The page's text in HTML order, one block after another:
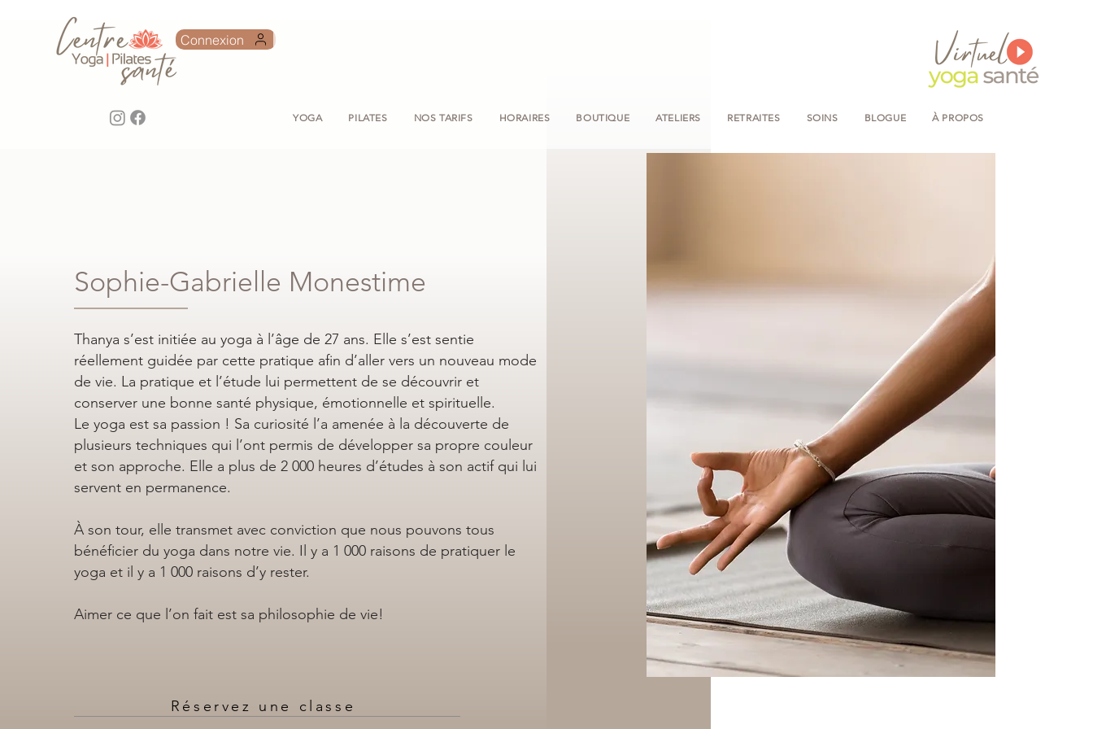
Connexion
YOGA PILATES NOS TARIFS HORAIRES BOUTIQUE ATELIERS RETRAITES SOINS BLOGUE À PROPOS
Sophie-Gabrielle Monestime
Thanya s’est initiée au yoga à l’âge de 27 ans. Elle s’est sentie
réellement guidée par cette pratique afin d’aller vers un nouveau mode
de vie. La pratique et l’étude lui permettent de se découvrir et
conserver une bonne santé physique, émotionnelle et spirituelle.
Le yoga est sa passion ! Sa curiosité l’a amenée à la découverte de
plusieurs techniques qui l’ont permis de développer sa propre couleur
et son approche. Elle a plus de 2 000 heures d’études à son actif qui lui
servent en permanence.
À son tour, elle transmet avec conviction que nous pouvons tous
bénéficier du yoga dans notre vie. Il y a 1 000 raisons de pratiquer le
yoga et il y a 1 000 raisons d’y rester.
Aimer ce que l’on fait est sa philosophie de vie!
Réservez une classe